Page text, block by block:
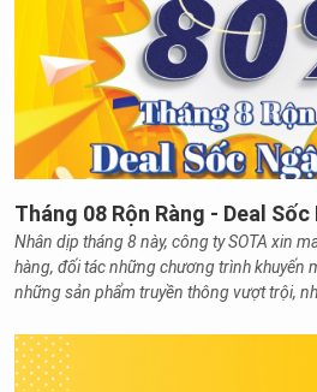
Tháng 08 Rộn Ràng - Deal Sốc
Nhân dịp tháng 8 này, công ty SOTA xin
hàng, đối tác những chương trình khuyến
những sản phẩm truyền thông vượt trội,